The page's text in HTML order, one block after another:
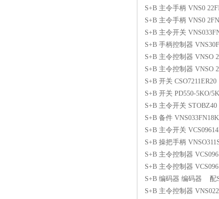
S+B 主令手柄 VNS0
S+B 主令手柄 VNS0
S+B 主令开关
S+B 手柄控制器
S+B 主令控制器 VNSO
S+B 主令控制器 VNSO
S+B 开关 CSO7211ER20
S+B 开关 PD550-5KO/
S+B 主令开关 STOBZ40
S+B 备件
S+B 主令开关
S+B 操把手柄
S+B 主令控制器
S+B 主令控制器
S+B 编码器 编码器 配
S+B 主令控制器